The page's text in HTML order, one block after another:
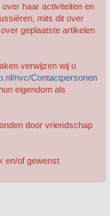
haar activiteiten en
mits dit over
geplaatste artikelen
verwijzen wij u
nvc/Contactpersonen
eigendom als
door vriendschap
en/of gewenst